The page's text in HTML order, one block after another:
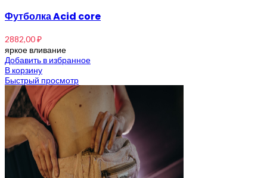
Футболка Acid core
2882,00₽
яркое вливание
Добавить в избранное
В корзину
Быстрый просмотр